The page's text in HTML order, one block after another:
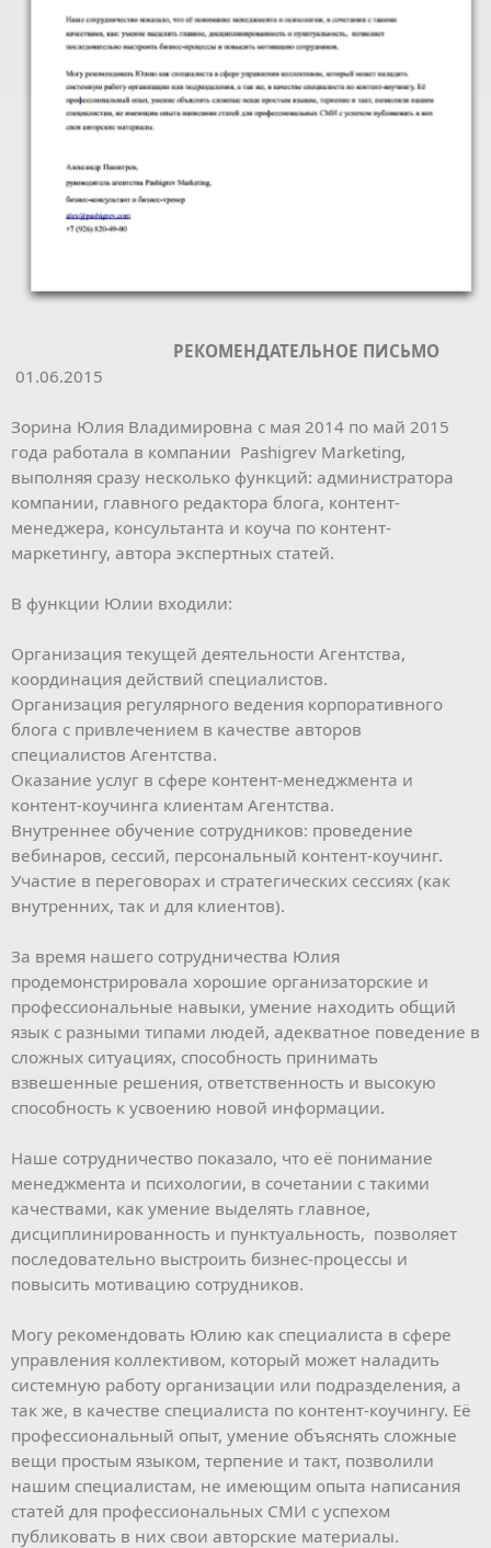
РЕКОМЕНДАТЕЛЬНОЕ ПИСЬМО
01.06.2015
Зорина Юлия Владимировна с мая 2014 по май 2015
года работала в компании Pashigrev Marketing,
выполняя сразу несколько функций: администратора
компании, главного редактора блога, контент-
менеджера, консультанта и коуча по контент-
маркетингу, автора экспертных статей.
В функции Юлии входили:
Организация текущей деятельности Агентства,
координация действий специалистов.
Организация регулярного ведения корпоративного
блога с привлечением в качестве авторов
специалистов Агентства.
Оказание услуг в сфере контент-менеджмента и
контент-коучинга клиентам Агентства.
Внутреннее обучение сотрудников: проведение
вебинаров, сессий, персональный контент-коучинг.
Участие в переговорах и стратегических сессиях (как
внутренних, так и для клиентов).
За время нашего сотрудничества Юлия
продемонстрировала хорошие организаторские и
профессиональные навыки, умение находить общий
язык с разными типами людей, адекватное поведение в
сложных ситуациях, способность принимать
взвешенные решения, ответственность и высокую
способность к усвоению новой информации.
Наше сотрудничество показало, что её понимание
менеджмента и психологии, в сочетании с такими
качествами, как умение выделять главное,
дисциплинированность и пунктуальность, позволяет
последовательно выстроить бизнес-процессы и
повысить мотивацию сотрудников.
Могу рекомендовать Юлию как специалиста в сфере
управления коллективом, который может наладить
системную работу организации или подразделения, а
так же, в качестве специалиста по контент-коучингу. Её
профессиональный опыт, умение объяснять сложные
вещи простым языком, терпение и такт, позволили
нашим специалистам, не имеющим опыта написания
статей для профессиональных СМИ с успехом
публиковать в них свои авторские материалы.